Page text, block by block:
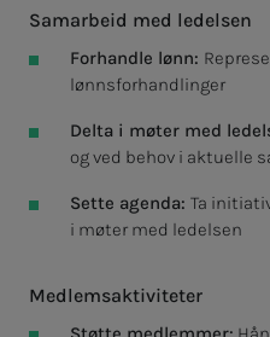
Samarbeid med ledelsen
Forhandle lønn:
lønnsforhandlinger
Delta i møter med
og ved behov i aktuelle
Sette agenda: Ta
i møter med ledelsen
Medlemsaktiviteter